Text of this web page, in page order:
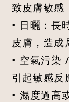
致皮膚敏感
• 日曬：長
皮膚，造成
• 空氣污染
引起敏感反
• 濕度過高